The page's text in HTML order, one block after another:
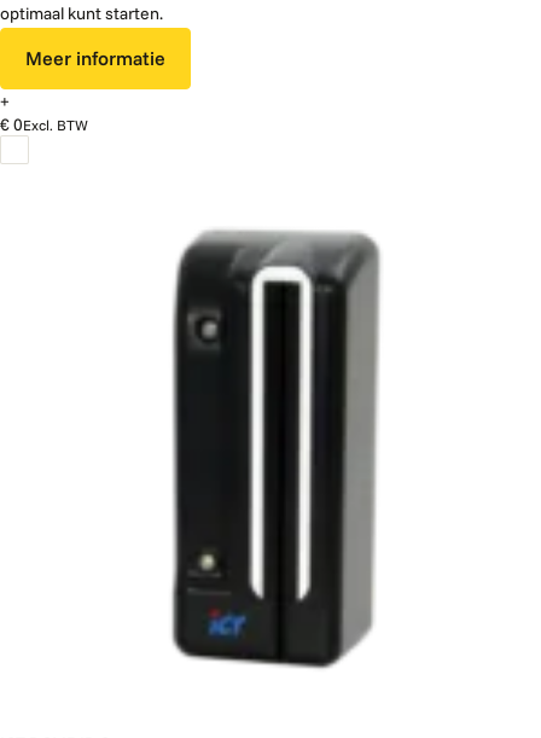
optimaal kunt starten.
Meer informatie
+
€ 0Excl. BTW